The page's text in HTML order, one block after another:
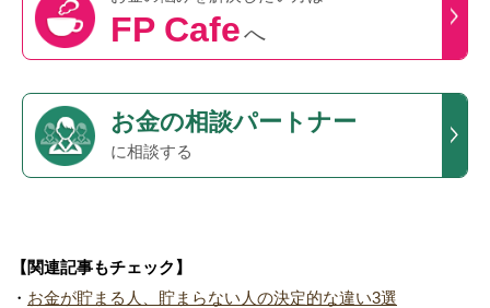
FP Cafeへ
お金の相談パートナー
に相談する
【関連記事もチェック】
・ お金が貯まる人、貯まらない人の決定的な違い3選